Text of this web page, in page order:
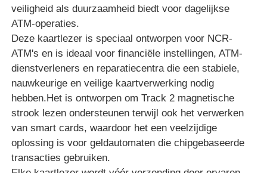
Thuis
Producten
Videos
veiligheid als duurzaamheid biedt voor dagelijkse
ATM-operaties.
Deze kaartlezer is speciaal ontworpen voor NCR-
ATM's en is ideaal voor financiële instellingen, ATM-
dienstverleners en reparatiecentra die een stabiele,
nauwkeurige en veilige kaartverwerking nodig
hebben.Het is ontworpen om Track 2 magnetische
strook lezen ondersteunen terwijl ook het verwerken
van smart cards, waardoor het een veelzijdige
oplossing is voor geldautomaten die chipgebaseerde
transacties gebruiken.